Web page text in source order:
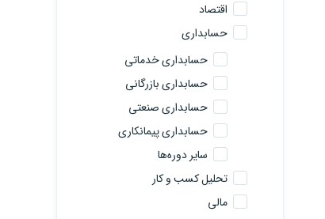
اقتصاد
حسابداری
حسابداری خدماتی
حسابداری بازرگانی
حسابداری صنعتی
حسابداری پیمانکاری
سایر دوره‌ها
تحلیل کسب و کار
مالی